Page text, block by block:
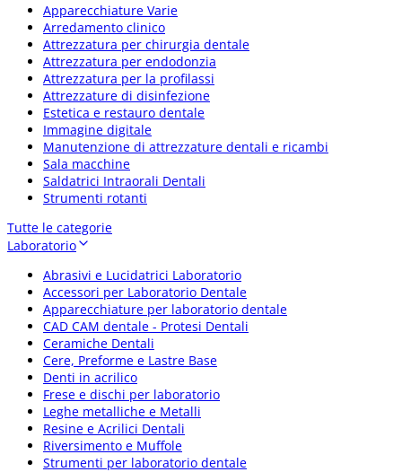
Apparecchiature Varie
Arredamento clinico
Attrezzatura per chirurgia dentale
Attrezzatura per endodonzia
Attrezzatura per la profilassi
Attrezzature di disinfezione
Estetica e restauro dentale
Immagine digitale
Manutenzione di attrezzature dentali e ricambi
Sala macchine
Saldatrici Intraorali Dentali
Strumenti rotanti
Tutte le categorie
Laboratorio
Abrasivi e Lucidatrici Laboratorio
Accessori per Laboratorio Dentale
Apparecchiature per laboratorio dentale
CAD CAM dentale - Protesi Dentali
Ceramiche Dentali
Cere, Preforme e Lastre Base
Denti in acrilico
Frese e dischi per laboratorio
Leghe metalliche e Metalli
Resine e Acrilici Dentali
Riversimento e Muffole
Strumenti per laboratorio dentale